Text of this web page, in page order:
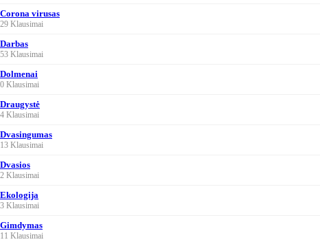
Corona virusas
29 Klausimai
Darbas
53 Klausimai
Dolmenai
0 Klausimai
Draugystė
4 Klausimai
Dvasingumas
13 Klausimai
Dvasios
2 Klausimai
Ekologija
3 Klausimai
Gimdymas
11 Klausimai